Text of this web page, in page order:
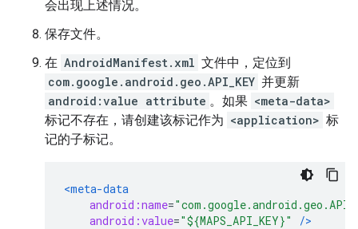
会出现上述情况。
保存文件。
在 AndroidManifest.xml 文件中，定位到
com.google.android.geo.API_KEY 并更新
android:value attribute 。如果 <meta-data>
标记不存在，请创建该标记作为 <application> 标
记的子标记。
<meta-data
android:name=
android:value="${MAPS_API_KEY}" />